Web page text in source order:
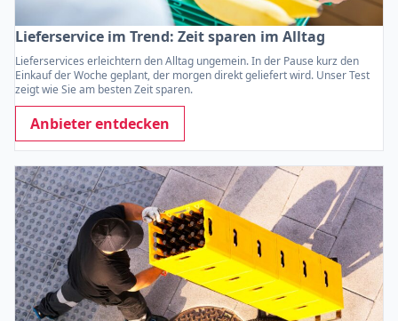
Lieferservice im Trend: Zeit sparen im Alltag
Lieferservices erleichtern den Alltag ungemein. In der Pause kurz den
Einkauf der Woche geplant, der morgen direkt geliefert wird. Unser Test
zeigt wie Sie am besten Zeit sparen.
Anbieter entdecken